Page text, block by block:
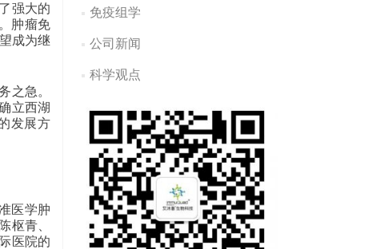
强大的
肿瘤免
成为继
之急。
立西湖
发展方
医学肿
枢青、
医院的
免疫组学
公司新闻
科学观点